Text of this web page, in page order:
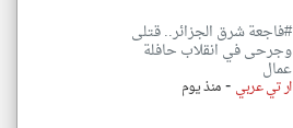
#فاجعة شرق الجزائر.. قتلى
وجرحى في انقلاب حافلة
عمال
ار تي عربي -منذ يوم